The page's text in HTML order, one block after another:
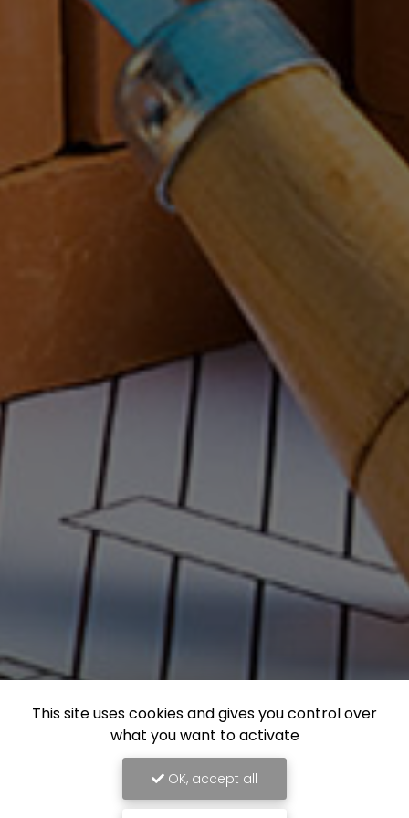
This site uses cookies and gives you control over
what you want to activate
OK, accept all